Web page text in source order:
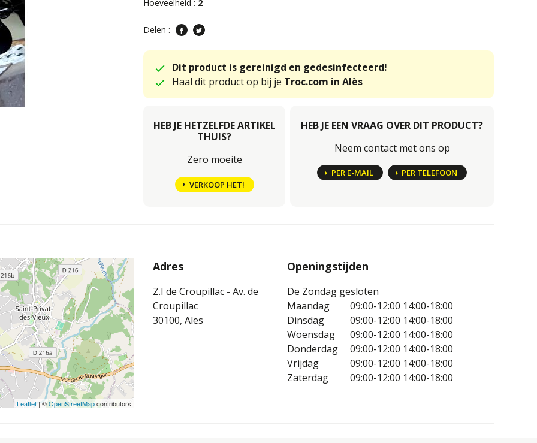
Hoeveelheid : 2
Delen :
Dit product is gereinigd en gedesinfecteerd!
Haal dit product op bij je Troc.com in Alès
HEB JE HETZELFDE ARTIKEL
THUIS?
Zero moeite
VERKOOP HET!
HEB JE EEN VRAAG OVER DIT PRODUCT?
Neem contact met ons op
PER E-MAIL PER TELEFOON
Leaflet | ©OpenStreetMapcontributors
Adres
Z.I de Croupillac - Av. de
Croupillac
30100, Ales
Openingstijden
De Zondag gesloten
Maandag
09:00-12:00 14:00-18:00
Dinsdag
09:00-12:00 14:00-18:00
Woensdag
09:00-12:00 14:00-18:00
Donderdag
09:00-12:00 14:00-18:00
Vrijdag
09:00-12:00 14:00-18:00
Zaterdag
09:00-12:00 14:00-18:00